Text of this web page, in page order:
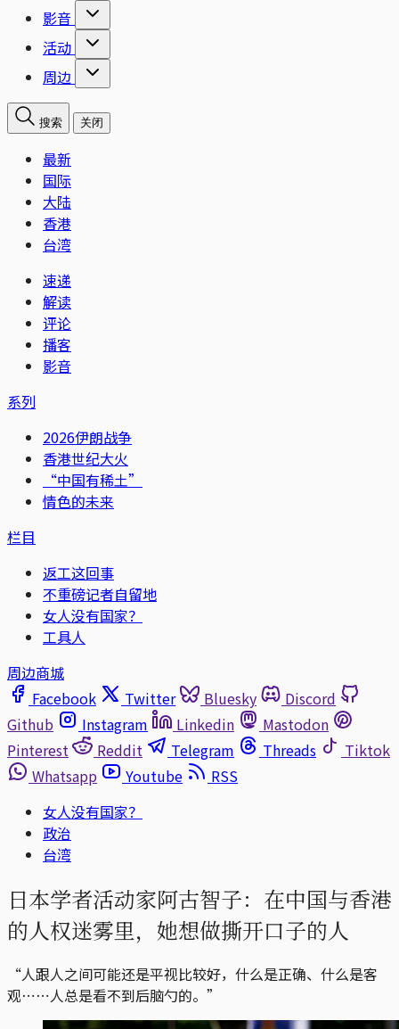
影音
活动
周边
搜索 关闭
最新
国际
大陆
香港
台湾
速递
解读
评论
播客
影音
系列
2026伊朗战争
香港世纪大火
“中国有稀土”
情色的未来
栏目
返工这回事
不重磅记者自留地
女人没有国家？
工具人
周边商城
Facebook
Twitter Bluesky
Discord
Github
Instagram Linkedin
Mastodon
Pinterest
Reddit Telegram Threads
Tiktok
Whatsapp
Youtube
RSS
女人没有国家？
政治
台湾
日本学者活动家阿古智子：在中国与香港
的人权迷雾里，她想做撕开口子的人
“人跟人之间可能还是平视比较好，什么是正确、什么是客
观⋯⋯人总是看不到后脑勺的。”